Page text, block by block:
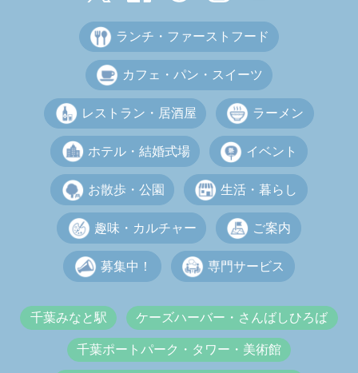
ランチ・ファーストフード
カフェ・パン・スイーツ
レストラン・居酒屋 ラーメン
ホテル・結婚式場 イベント
お散歩・公園 生活・暮らし
趣味・カルチャー ご案内
募集中！ 専門サービス
千葉みなと駅 ケーズハーバー・さんばしひろば
千葉ポートパーク・タワー・美術館